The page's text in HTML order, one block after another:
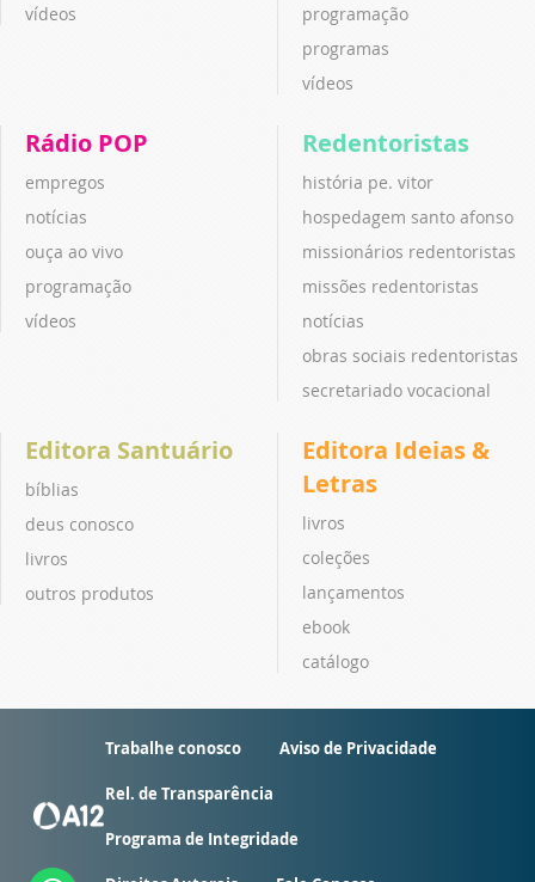
vídeos
programação
programas
vídeos
Rádio POP
empregos
notícias
ouça ao vivo
programação
vídeos
Redentoristas
história pe. vitor
hospedagem santo afonso
missionários redentoristas
missões redentoristas
notícias
obras sociais redentoristas
secretariado vocacional
Editora Santuário
bíblias
deus conosco
livros
outros produtos
Editora Ideias &
Letras
livros
coleções
lançamentos
ebook
catálogo
Trabalhe conosco Aviso de Privacidade
Rel. de Transparência
Programa de Integridade